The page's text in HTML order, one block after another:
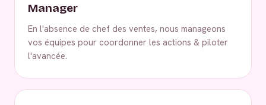
Manager
En l'absence de chef des ventes, nous manageons
vos équipes pour coordonner les actions & piloter
l'avancée.